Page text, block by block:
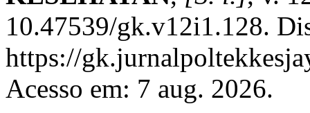
10.47539/gk.v12i1.128.
https://
Acesso em: 7 aug. 2026.